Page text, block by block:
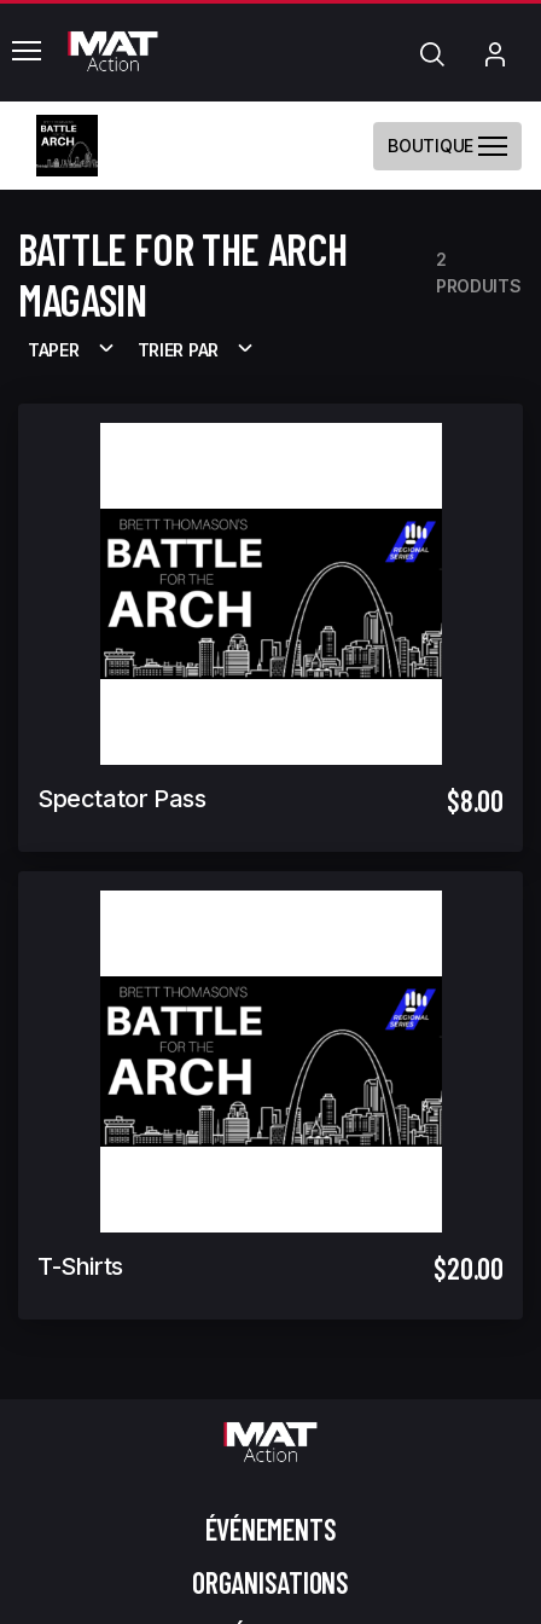
common.menu Chercher
BOUTIQUE
BATTLE FOR THE ARCH
MAGASIN
2
PRODUITS
TAPER TRIER PAR
Spectator Pass $8.00
T-Shirts $20.00
ÉVÉNEMENTS
ORGANISATIONS